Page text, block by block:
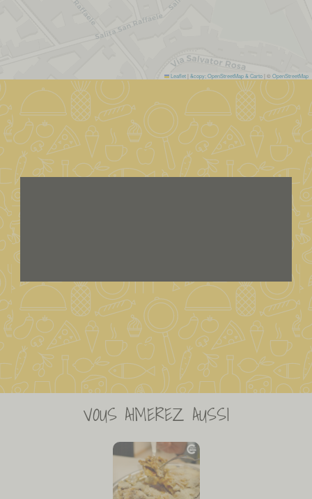
Leaflet &copy; OpenStreetMap & Carto| ©OpenStreetMap
VOUS AIMEREZ AUSSI